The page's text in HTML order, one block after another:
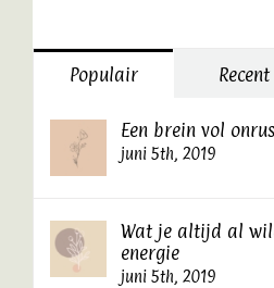
Populair Recent
Een brein vol
juni 5th, 2019
Wat je altijd al
energie
juni 5th, 2019